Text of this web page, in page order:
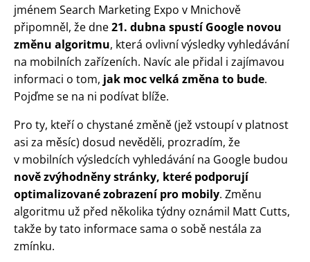
jménem Search Marketing Expo v Mnichově
připomněl, že dne21. dubna spustí Google novou
změnu algoritmu, která ovlivní výsledky vyhledávání
na mobilních zařízeních. Navíc ale přidal i zajímavou
informaci o tom, jak moc velká změna to bude.
Pojďme se na ni podívat blíže.
Pro ty, kteří o chystané změně (jež vstoupí v platnost
asi za měsíc) dosud nevěděli, prozradím, že
v mobilních výsledcích vyhledávání na Google budou
nově zvýhodněny stránky, které podporují
optimalizované zobrazení pro mobily. Změnu
algoritmu už před několika týdny oznámil Matt Cutts,
takže by tato informace sama o sobě nestála za
zmínku.